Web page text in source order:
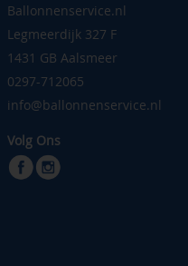
Ballonnenservice.nl
Legmeerdijk 327 F
1431 GB Aalsmeer
0297-712065
info@ballonnenservice.nl
Volg Ons